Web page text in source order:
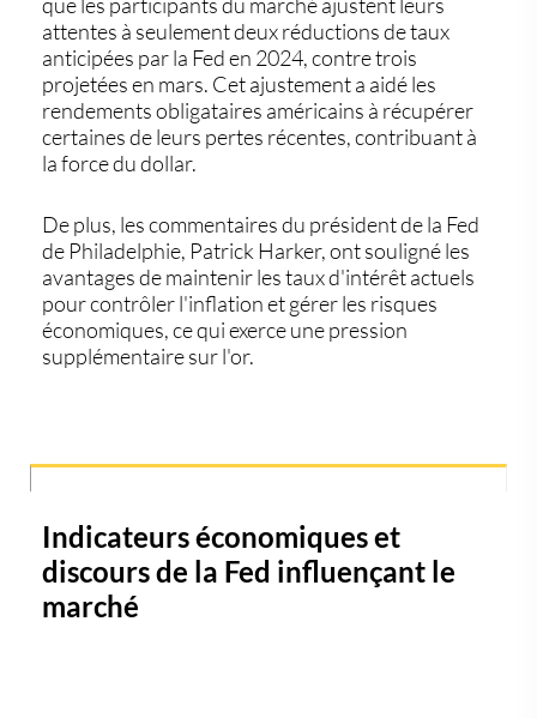
attentes à seulement deux réductions de taux
anticipées par la Fed en 2024, contre trois
projetées en mars. Cet ajustement a aidé les
rendements obligataires américains à récupérer
certaines de leurs pertes récentes, contribuant à
la force du dollar.
De plus, les commentaires du président de la Fed
de Philadelphie, Patrick Harker, ont souligné les
avantages de maintenir les taux d'intérêt actuels
pour contrôler l'inflation et gérer les risques
économiques, ce qui exerce une pression
supplémentaire sur l'or.
Indicateurs économiques et
discours de la Fed influençant le
marché